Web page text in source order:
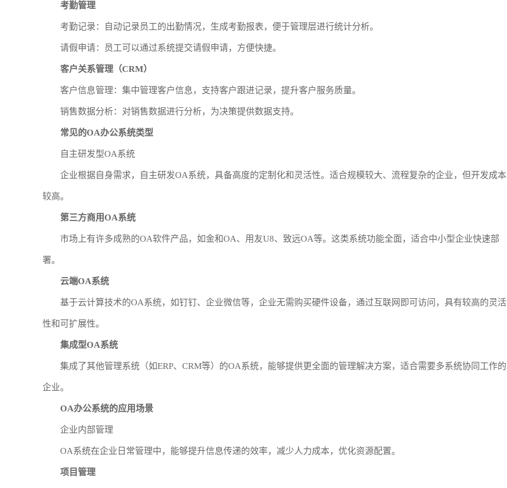
考勤管理
考勤记录：自动记录员工的出勤情况，生成考勤报表，便于管理层进行统计分析。
请假申请：员工可以通过系统提交请假申请，方便快捷。
客户关系管理（CRM）
客户信息管理：集中管理客户信息，支持客户跟进记录，提升客户服务质量。
销售数据分析：对销售数据进行分析，为决策提供数据支持。
常见的OA办公系统类型
自主研发型OA系统
企业根据自身需求，自主研发OA系统，具备高度的定制化和灵活性。适合规模较大、流程复杂的企业，但开发成本
较高。
第三方商用OA系统
市场上有许多成熟的OA软件产品，如金和OA、用友U8、致远OA等。这类系统功能全面，适合中小型企业快速部
署。
云端OA系统
基于云计算技术的OA系统，如钉钉、企业微信等，企业无需购买硬件设备，通过互联网即可访问，具有较高的灵活
性和可扩展性。
集成型OA系统
集成了其他管理系统（如ERP、CRM等）的OA系统，能够提供更全面的管理解决方案，适合需要多系统协同工作的
企业。
OA办公系统的应用场景
企业内部管理
OA系统在企业日常管理中，能够提升信息传递的效率，减少人力成本，优化资源配置。
项目管理